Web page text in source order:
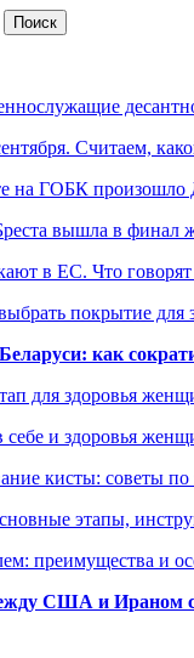
Считаем,
на ГОБК
вышла в финал
в ЕС. Что
покрытие
как
для здоровья
себе и здоровья
кисты: советы
этапы,
преимущества и
США и Ираном